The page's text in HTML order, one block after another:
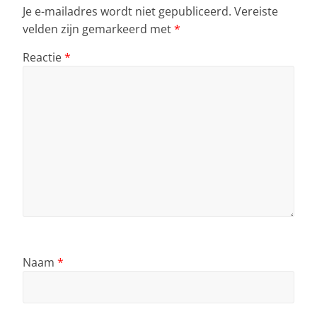
Je e-mailadres wordt niet gepubliceerd. Vereiste
velden zijn gemarkeerd met*
Reactie*
Naam *